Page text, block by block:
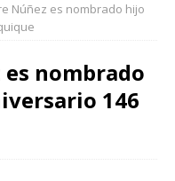
Núñez es nombrado hijo
nombrado
146